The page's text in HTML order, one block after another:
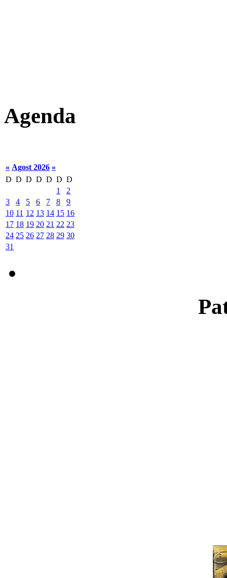
Agenda
« Agost 2026 »
D D D D D D D
1
2
3
4 5 6 7 8
9
10 11 12 13 14 15 16
17 18 19 20 21 22 23
24 25 26 27 28 29 30
31